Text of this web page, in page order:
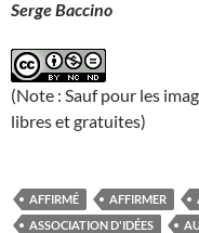
Serge Baccino
(Note : Sauf pour les
libres et gratuites)
AFFIRMÉ AFFIRMER
ASSOCIATION D'IDÉES